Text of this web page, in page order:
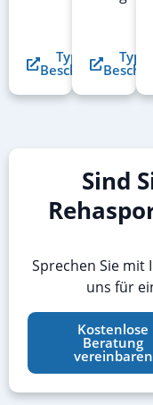
Typische
Beschwerden
Sind
Sprechen Sie mit
uns für
Kostenlose
Beratung
vereinbaren